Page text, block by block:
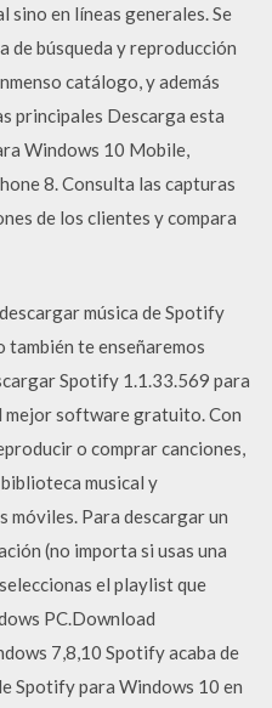
sino en líneas generales. Se
de búsqueda y reproducción
catálogo, y además
principales Descarga esta
Windows 10 Mobile,
8. Consulta las capturas
de los clientes y compara
música de Spotify
te enseñaremos
Spotify 1.1.33.569 para
mejor software gratuito. Con
o comprar canciones,
musical y
Para descargar un
(no importa si usas una
el playlist que
PC.Download
7,8,10 Spotify acaba de
Spotify para Windows 10 en